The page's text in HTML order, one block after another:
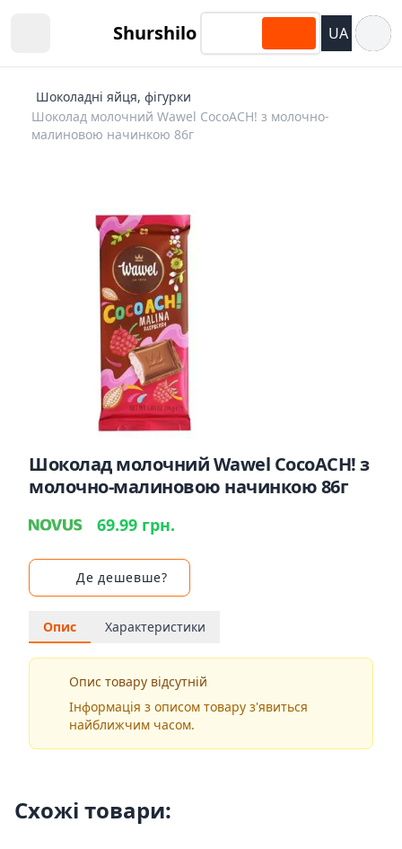
Shurshilo UA
Шоколадні яйця, фігурки
Шоколад молочний Wawel CocoACH! з молочно-
малиновою начинкою 86г
Шоколад молочний Wawel CocoACH! з
молочно-малиновою начинкою 86г
69.99 грн.
Де дешевше?
Опис Характеристики
Опис товару відсутній
Інформація з описом товару з'явиться
найближчим часом.
Схожі товари: